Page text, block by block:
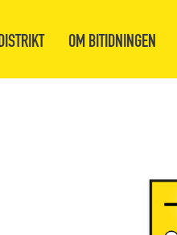
OM BITIDNINGEN